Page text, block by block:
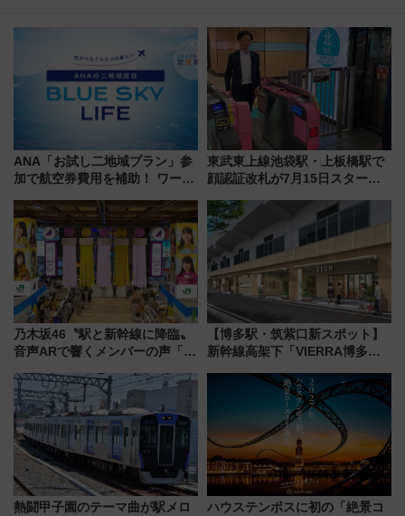
ANA「お試し二地域プラン」参
加で航空券費用を補助！ ワーケ
治体は？ 2026年は対象のエリア
が拡大！
東武東上線池袋駅・上板橋駅で
顔認証改札が7月15日スター
でシームレスに
乃木坂46〝駅と新幹線に降臨〟
音声ARで響くメンバーの声「真
【博多駅・筑紫口新スポット】
新幹線高架下「VIERRA博多テ
など注目の全6店舗 「博多活憩
熱闘甲子園のテーマ曲が駅メロ
ハウステンボスに初の「絶景コ